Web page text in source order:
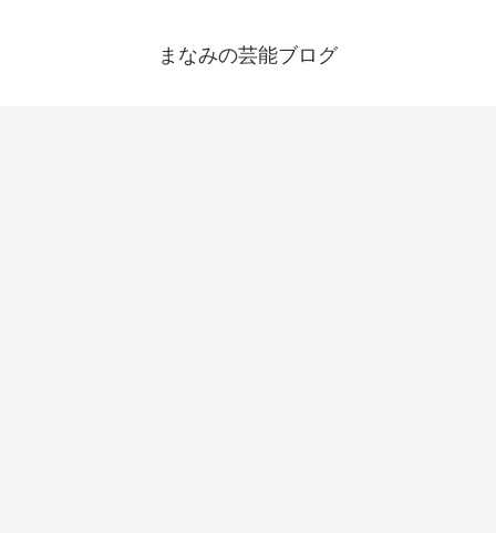
まなみの芸能ブログ